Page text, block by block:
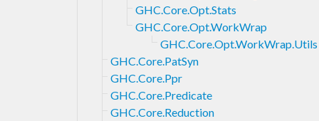
GHC.Core.Opt.Stats
GHC.Core.Opt.WorkWrap
GHC.Core.Opt.WorkWrap.Utils
GHC.Core.PatSyn
GHC.Core.Ppr
GHC.Core.Predicate
GHC.Core.Reduction